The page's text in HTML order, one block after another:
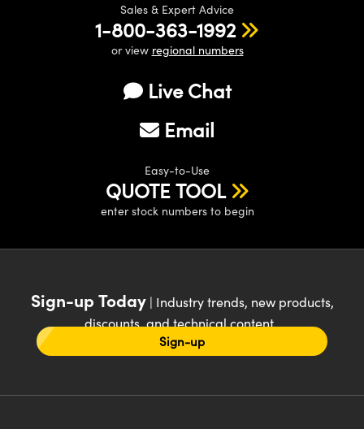
Sales & Expert Advice
1-800-363-1992
or view regional numbers
Live Chat
Email
Easy-to-Use
QUOTE TOOL
enter stock numbers to begin
Sign-up Today| Industry trends, new products,
discounts, and technical content
Sign-up